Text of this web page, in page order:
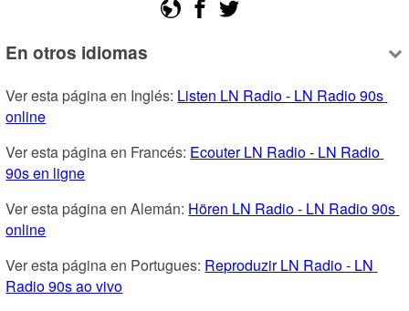
En otros idiomas
Ver esta página en Inglés: Listen LN Radio - LN Radio 90s
online
Ver esta página en Francés: Ecouter LN Radio - LN Radio
90s en ligne
Ver esta página en Alemán: Hören LN Radio - LN Radio 90s
online
Ver esta página en Portugues: Reproduzir LN Radio - LN
Radio 90s ao vivo